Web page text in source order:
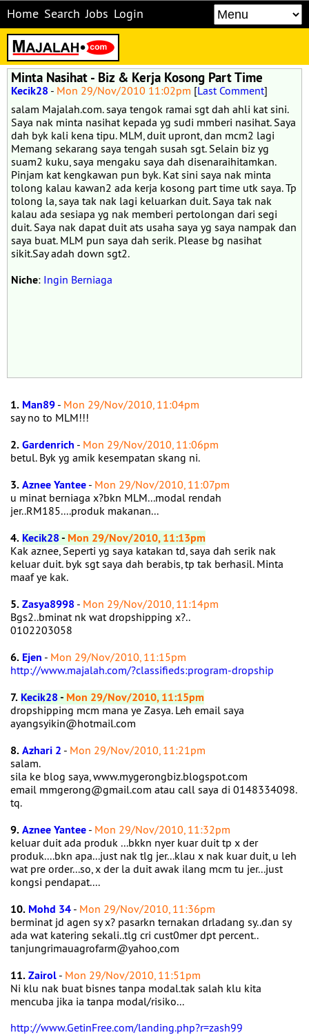
Home Search Jobs Login
Minta Nasihat - Biz & Kerja Kosong Part Time
Kecik28 - Mon 29/Nov/2010 11:02pm [Last Comment]
salam Majalah.com. saya tengok ramai sgt dah ahli kat sini.
Saya nak minta nasihat kepada yg sudi mmberi nasihat. Saya
dah byk kali kena tipu. MLM, duit upront, dan mcm2 lagi
Memang sekarang saya tengah susah sgt. Selain biz yg
suam2 kuku, saya mengaku saya dah disenaraihitamkan.
Pinjam kat kengkawan pun byk. Kat sini saya nak minta
tolong kalau kawan2 ada kerja kosong part time utk saya. Tp
tolong la, saya tak nak lagi keluarkan duit. Saya tak nak
kalau ada sesiapa yg nak memberi pertolongan dari segi
duit. Saya nak dapat duit ats usaha saya yg saya nampak dan
saya buat. MLM pun saya dah serik. Please bg nasihat
sikit.Say adah down sgt2.
Niche: Ingin Berniaga
1. Man89 - Mon 29/Nov/2010, 11:04pm
say no to MLM!!!
2.Gardenrich - Mon 29/Nov/2010, 11:06pm
betul. Byk yg amik kesempatan skang ni.
3.Aznee Yantee - Mon 29/Nov/2010, 11:07pm
u minat berniaga x?bkn MLM...modal rendah
jer..RM185....produk makanan...
4. Kecik28- Mon 29/Nov/2010, 11:13pm
Kak aznee, Seperti yg saya katakan td, saya dah serik nak
keluar duit. byk sgt saya dah berabis, tp tak berhasil. Minta
maaf ye kak.
5.Zasya8998 - Mon 29/Nov/2010, 11:14pm
Bgs2..bminat nk wat dropshipping x?..
0102203058
6. Ejen - Mon 29/Nov/2010, 11:15pm
http://www.majalah.com/?classifieds:program-dropship
7. Kecik28- Mon 29/Nov/2010, 11:15pm
dropshipping mcm mana ye Zasya. Leh email saya
ayangsyikin@hotmail.com
8.Azhari 2 - Mon 29/Nov/2010, 11:21pm
salam.
sila ke blog saya, www.mygerongbiz.blogspot.com
email mmgerong@gmail.com atau call saya di 0148334098.
tq.
9.Aznee Yantee - Mon 29/Nov/2010, 11:32pm
keluar duit ada produk ...bkkn nyer kuar duit tp x der
produk....bkn apa...just nak tlg jer...klau x nak kuar duit, u leh
wat pre order...so, x der la duit awak ilang mcm tu jer...just
kongsi pendapat....
10. Mohd 34 - Mon 29/Nov/2010, 11:36pm
berminat jd agen sy x? pasarkn ternakan drladang sy..dan sy
ada wat katering sekali..tlg cri cust0mer dpt percent..
tanjungrimauagrofarm@yahoo,com
11.Zairol - Mon 29/Nov/2010, 11:51pm
Ni klu nak buat bisnes tanpa modal.tak salah klu kita
mencuba jika ia tanpa modal/risiko...
http://www.GetinFree.com/landing.php?r=zash99